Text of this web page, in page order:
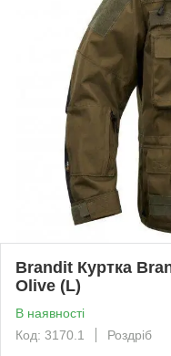
Brandit Куртка
Olive (L)
В наявності
Код: 3170.1
Роздріб